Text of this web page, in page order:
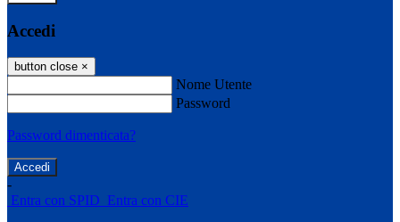
Accedi
button close ×
Nome Utente
Password
Password dimenticata?
-
Entra con SPID Entra con CIE